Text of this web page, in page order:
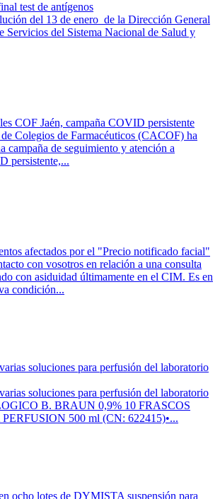
test de antígenos
del 13 de enero de la Dirección General
Servicios del Sistema Nacional de Salud y
COF Jaén, campaña COVID persistente
Colegios de Farmacéuticos (CACOF) ha
campaña de seguimiento y atención a
persistente,...
afectados por el "Precio notificado facial"
con vosotros en relación a una consulta
con asiduidad últimamente en el CIM. Es en
condición...
soluciones para perfusión del laboratorio
soluciones para perfusión del laboratorio
B. BRAUN 0,9% 10 FRASCOS
500 ml (CN: 622415)•...
ocho lotes de DYMISTA suspensión para